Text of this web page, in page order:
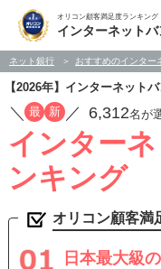
オリコン顧客満足度ランキング
インターネット
ネット銀行 おすすめのインター
【2026年】インターネット
／ 最 新 ／ 6,312名が
インター
ンキング
オリコン顧客満
日本最大級